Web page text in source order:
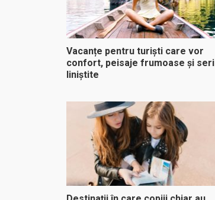
Vacanțe pentru turiști care vor
confort, peisaje frumoase și seri
liniștite